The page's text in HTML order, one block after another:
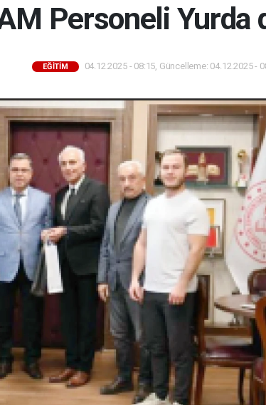
Personeli Yurda
EĞİTİM 04.12.2025 - 08:15, Güncelleme: 04.12.2025 -